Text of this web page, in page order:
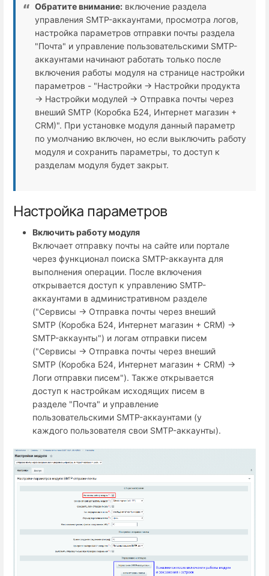
Обратите внимание: включение раздела
управления SMTP-аккаунтами, просмотра логов,
настройка параметров отправки почты раздела
"Почта" и управление пользовательскими SMTP-
аккаунтами начинают работать только после
включения работы модуля на странице настройки
параметров - "Настройки → Настройки продукта
→ Настройки модулей → Отправка почты через
внеший SMTP (Коробка Б24, Интернет магазин +
СRM)". При установке модуля данный параметр
по умолчанию включен, но если выключить работу
модуля и сохранить параметры, то доступ к
разделам модуля будет закрыт.
Настройка параметров
Включить работу модуля
Включает отправку почты на сайте или портале
через функционал поиска SMTP-аккаунта для
выполнения операции. После включения
открывается доступ к управлению SMTP-
аккаунтами в административном разделе
("Сервисы → Отправка почты через внеший
SMTP (Коробка Б24, Интернет магазин + СRM) →
SMTP-аккаунты") и логам отправки писем
("Сервисы → Отправка почты через внеший
SMTP (Коробка Б24, Интернет магазин + СRM) →
Логи отправки писем"). Также открывается
доступ к настройкам исходящих писем в
разделе "Почта" и управление
пользовательскими SMTP-аккаунтами (у
каждого пользователя свои SMTP-аккаунты).